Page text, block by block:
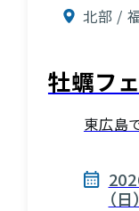
北部 /
牡蠣フ
東広島
（日）